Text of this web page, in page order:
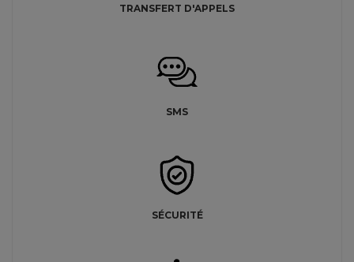
TRANSFERT D'APPELS
SMS
SÉCURITÉ